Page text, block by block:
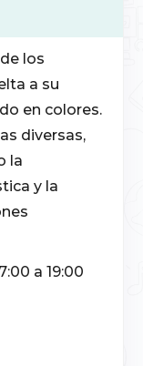
los
a su
en colores.
diversas,
la
y la
a 19:00